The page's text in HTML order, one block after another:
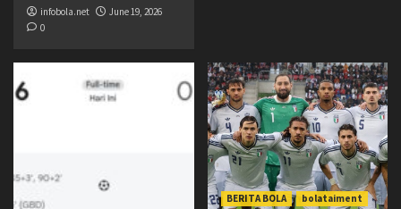
infobola.net
June 19, 2026
0
BERITA BOLA
bolataiment